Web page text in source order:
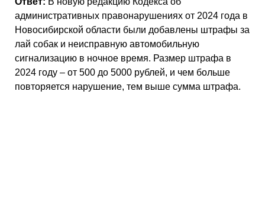
административных правонарушениях от 2024 года в
Новосибирской области были добавлены штрафы за
лай собак и неисправную автомобильную
сигнализацию в ночное время. Размер штрафа в
2024 году – от 500 до 5000 рублей, и чем больше
повторяется нарушение, тем выше сумма штрафа.